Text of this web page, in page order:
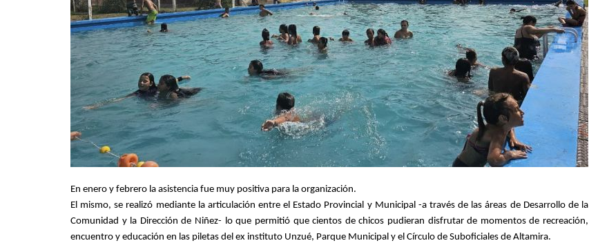
En enero y febrero la asistencia fue muy positiva para la organización.
El mismo, se realizó mediante la articulación entre el Estado Provincial y Municipal -a través de las áreas de Desarrollo de la
Comunidad y la Dirección de Niñez- lo que permitió que cientos de chicos pudieran disfrutar de momentos de recreación,
encuentro y educación en las piletas del ex instituto Unzué, Parque Municipal y el Círculo de Suboficiales de Altamira.